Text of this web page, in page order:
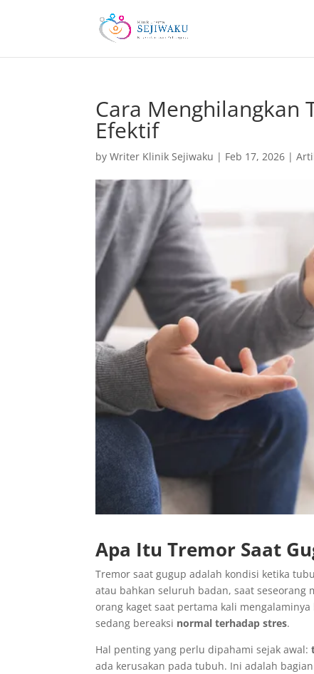
Cara Menghilangkan
Efektif
byWriter Klinik Sejiwaku | Feb 17, 2026 |
Apa Itu Tremor Saat
Tremor saat gugup adalah kondisi ketika
atau bahkan seluruh badan, saat seseorang
orang kaget saat pertama kali
sedang bereaksi normal terhadap stres.
Hal penting yang perlu dipahami sejak awal:
ada kerusakan pada tubuh. Ini adalah